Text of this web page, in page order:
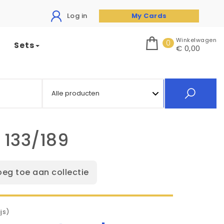
Log in My Cards
Sets 0 Winkelwagen
€ 0,00
189
toe aan collectie